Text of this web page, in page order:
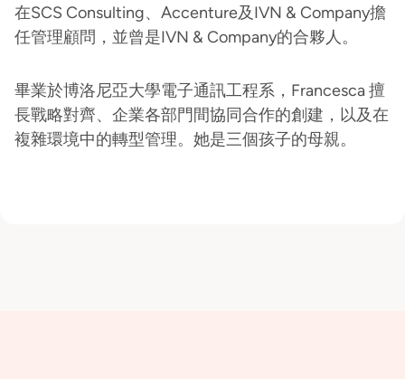
在SCS Consulting、Accenture及IVN & Company擔
任管理顧問，並曾是IVN & Company的合夥人。
畢業於博洛尼亞大學電子通訊工程系，Francesca 擅
長戰略對齊、企業各部門間協同合作的創建，以及在
複雜環境中的轉型管理。她是三個孩子的母親。